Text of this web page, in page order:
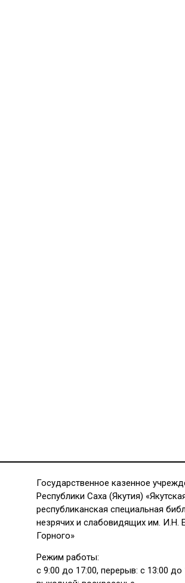
Государственное казенное
Республики Саха (Якутия)
республиканская специальная
незрячих и слабовидящих им. И.Н.
Горного»
Режим работы:
с 9:00 до 17:00, перерыв: с 13:00 до